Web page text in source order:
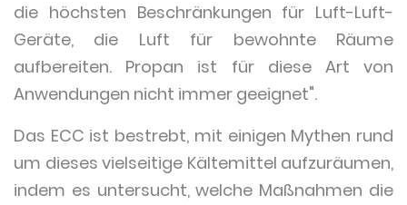
die höchsten Beschränkungen für Luft-Luft-
Geräte, die Luft für bewohnte Räume
aufbereiten. Propan ist für diese Art von
Anwendungen nicht immer geeignet".
Das ECC ist bestrebt, mit einigen Mythen rund
um dieses vielseitige Kältemittel aufzuräumen,
indem es untersucht, welche Maßnahmen die